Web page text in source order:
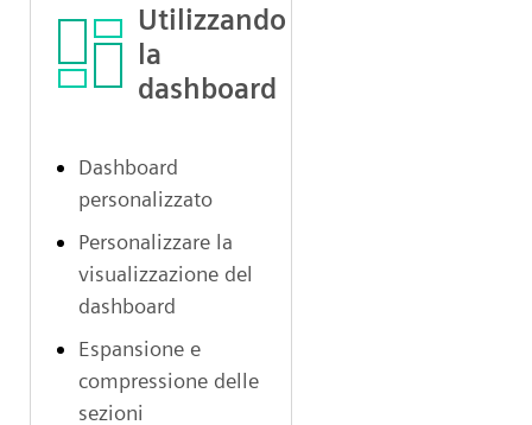
Utilizzando
la
dashboard
Dashboard
personalizzato
Personalizzare la
visualizzazione del
dashboard
Espansione e
compressione delle
sezioni